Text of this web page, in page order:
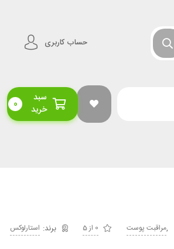
حساب کاربری
سبد
خرید
0
,مراقبت پوست 0 از 5 استارلوکس